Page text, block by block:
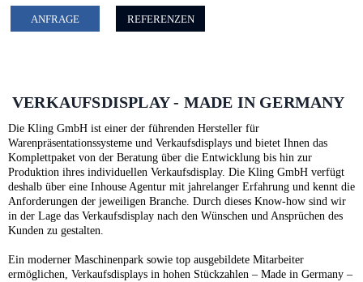
ANFRAGE REFERENZEN
VERKAUFSDISPLAY - MADE IN GERMANY
Die Kling GmbH ist einer der führenden Hersteller für
Warenpräsentationssysteme und Verkaufsdisplays und bietet Ihnen das
Komplettpaket von der Beratung über die Entwicklung bis hin zur
Produktion ihres individuellen Verkaufsdisplay. Die Kling GmbH verfügt
deshalb über eine Inhouse Agentur mit jahrelanger Erfahrung und kennt die
Anforderungen der jeweiligen Branche. Durch dieses Know-how sind wir
in der Lage das Verkaufsdisplay nach den Wünschen und Ansprüchen des
Kunden zu gestalten.
Ein moderner Maschinenpark sowie top ausgebildete Mitarbeiter
ermöglichen, Verkaufsdisplays in hohen Stückzahlen – Made in Germany –